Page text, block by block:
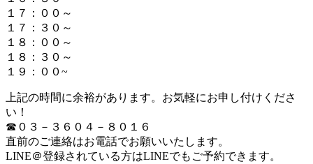
１７：００～
１７：３０～
１８：００～
１８：３０～
１９：００~
上記の時間に余裕があります。お気軽にお申し付けくださ
い！
☎０３－３６０４－８０１６
直前のご連絡はお電話でお願いいたします。
LINE＠登録されている方はLINEでもご予約できます。